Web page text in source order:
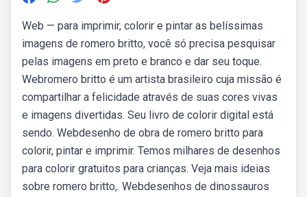
Web — para imprimir, colorir e pintar as belíssimas
imagens de romero britto, você só precisa pesquisar
pelas imagens em preto e branco e dar seu toque.
Webromero britto é um artista brasileiro cuja missão é
compartilhar a felicidade através de suas cores vivas
e imagens divertidas. Seu livro de colorir digital está
sendo. Webdesenho de obra de romero britto para
colorir, pintar e imprimir. Temos milhares de desenhos
para colorir gratuitos para crianças. Veja mais ideias
sobre romero britto,. Webdesenhos de dinossauros